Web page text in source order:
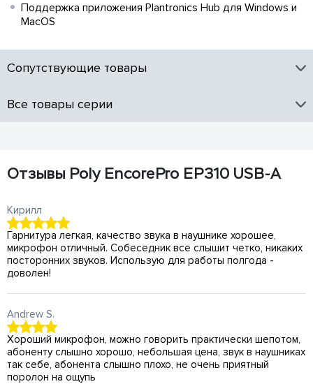
Поддержка приложения Plantronics Hub для Windows и
MacOS
Сопутствующие товары
Все товары серии
Отзывы Poly EncorePro EP310 USB-A
Кирилл
Гарнитура легкая, качество звука в наушнике хорошее,
микрофон отличный. Собеседник все слышит четко, никаких
посторонних звуков. Использую для работы полгода -
доволен!
Andrew S.
Хороший микрофон, можно говорить практически шепотом,
абоненту слышно хорошо, небольшая цена, звук в наушниках
так себе, абонента слышно плохо, не очень приятный
поролон на ощупь